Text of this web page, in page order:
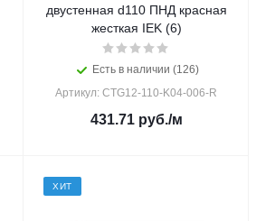
двустенная d110 ПНД красная
жесткая IEK (6)
Есть в наличии (126)
Артикул: CTG12-110-K04-006-R
431.71руб./м
ХИТ